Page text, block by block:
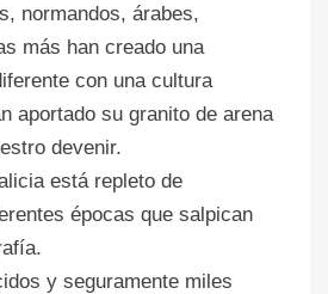
normandos, árabes,
más han creado una
con una cultura
aportado su granito de arena
devenir.
está repleto de
épocas que salpican
y seguramente miles